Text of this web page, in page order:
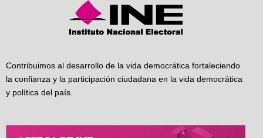
Contribuimos al desarrollo de la vida democrática fortaleciendo
la confianza y la participación ciudadana en la vida democrática
y política del país.